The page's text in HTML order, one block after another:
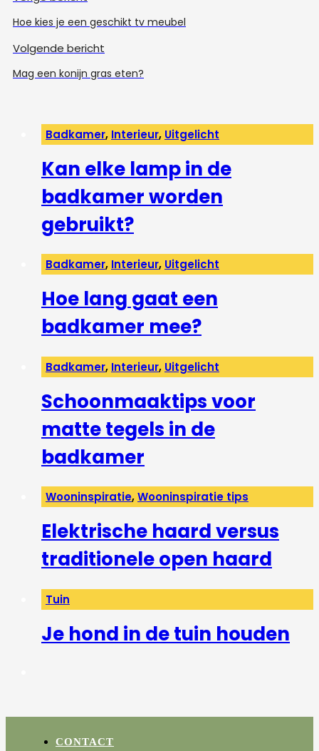
Hoe kies je een geschikt tv meubel
Volgende bericht
Mag een konijn gras eten?
Badkamer, Interieur, Uitgelicht
Kan elke lamp in de
badkamer worden
gebruikt?
Badkamer, Interieur, Uitgelicht
Hoe lang gaat een
badkamer mee?
Badkamer, Interieur, Uitgelicht
Schoonmaaktips voor
matte tegels in de
badkamer
Wooninspiratie,Wooninspiratie tips
Elektrische haard versus
traditionele open haard
Tuin
Je hond in de tuin houden
CONTACT